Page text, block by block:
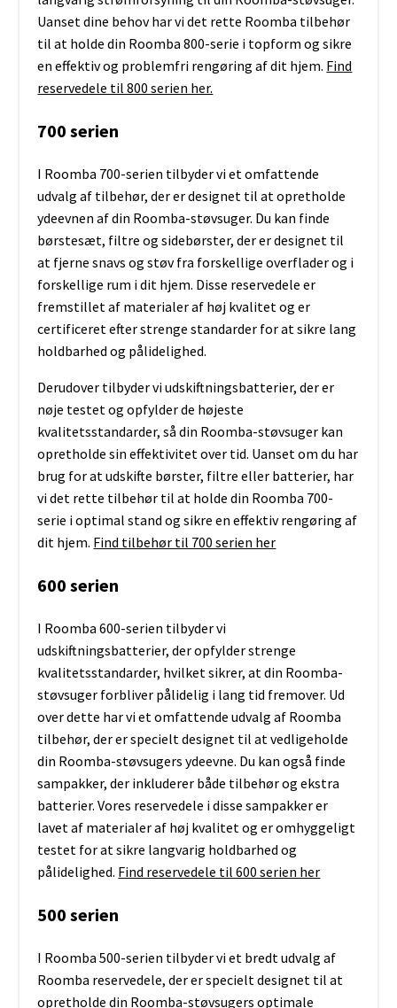
Uanset dine behov har vi det rette Roomba tilbehør
til at holde din Roomba 800-serie i topform og sikre
en effektiv og problemfri rengøring af dit hjem. Find
reservedele til 800 serien her.
700 serien
I Roomba 700-serien tilbyder vi et omfattende
udvalg af tilbehør, der er designet til at opretholde
ydeevnen af din Roomba-støvsuger. Du kan finde
børstesæt, filtre og sidebørster, der er designet til
at fjerne snavs og støv fra forskellige overflader og i
forskellige rum i dit hjem. Disse reservedele er
fremstillet af materialer af høj kvalitet og er
certificeret efter strenge standarder for at sikre lang
holdbarhed og pålidelighed.
Derudover tilbyder vi udskiftningsbatterier, der er
nøje testet og opfylder de højeste
kvalitetsstandarder, så din Roomba-støvsuger kan
opretholde sin effektivitet over tid. Uanset om du har
brug for at udskifte børster, filtre eller batterier, har
vi det rette tilbehør til at holde din Roomba 700-
serie i optimal stand og sikre en effektiv rengøring af
dit hjem. Find tilbehør til 700 serien her
600 serien
I Roomba 600-serien tilbyder vi
udskiftningsbatterier, der opfylder strenge
kvalitetsstandarder, hvilket sikrer, at din Roomba-
støvsuger forbliver pålidelig i lang tid fremover. Ud
over dette har vi et omfattende udvalg af Roomba
tilbehør, der er specielt designet til at vedligeholde
din Roomba-støvsugers ydeevne. Du kan også finde
sampakker, der inkluderer både tilbehør og ekstra
batterier. Vores reservedele i disse sampakker er
lavet af materialer af høj kvalitet og er omhyggeligt
testet for at sikre langvarig holdbarhed og
pålidelighed. Find reservedele til 600 serien her
500 serien
I Roomba 500-serien tilbyder vi et bredt udvalg af
Roomba reservedele, der er specielt designet til at
opretholde din Roomba-støvsugers optimale